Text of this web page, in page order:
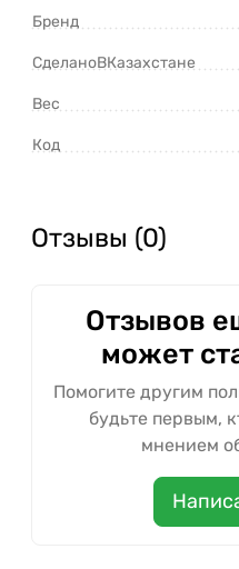
Бренд
СделаноВКазахстане
Вес
Код
Отзывы (0)
Отзывов
может
Помогите другим
будьте первым,
мнением